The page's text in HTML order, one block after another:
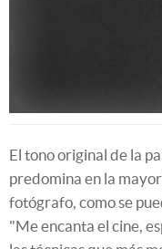
El tono original de la
predomina en la
fotógrafo, como se
"Me encanta el cine,